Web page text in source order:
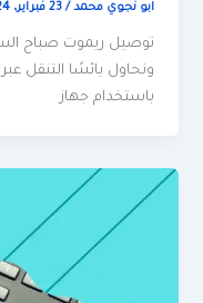
ابو نجوي محمد/23 فبراير، 2024
توصيل ريموت صباح
ونحاول يائسًا التنقل
باستخدام جهاز